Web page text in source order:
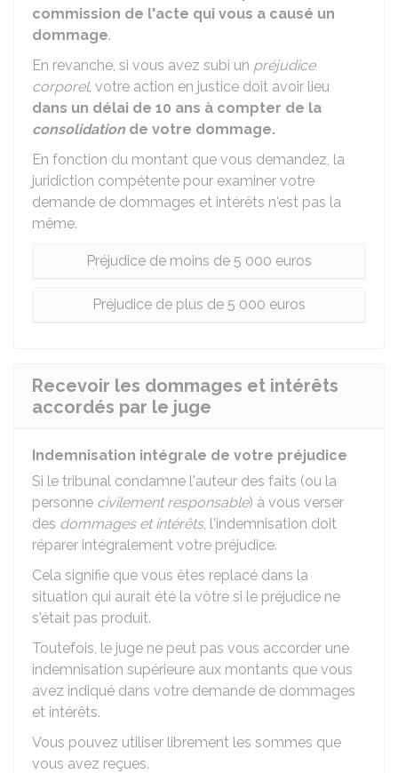
commission de l'acte qui vous a causé un
dommage.
En revanche, si vous avez subi un préjudice
corporel, votre action en justice doit avoir lieu
dans un délai de 10 ans à compter de la
consolidationde votre dommage.
En fonction du montant que vous demandez, la
juridiction compétente pour examiner votre
demande de dommages et intérêts n'est pas la
même.
Préjudice de moins de 5 000 euros
Préjudice de plus de 5 000 euros
Recevoir les dommages et intérêts
accordés par le juge
Indemnisation intégrale de votre préjudice
Si le tribunal condamne l'auteur des faits (ou la
personne civilement responsable) à vous verser
des dommages et intérêts, l'indemnisation doit
réparer intégralement votre préjudice.
Cela signifie que vous êtes replacé dans la
situation qui aurait été la vôtre si le préjudice ne
s'était pas produit.
Toutefois, le juge ne peut pas vous accorder une
indemnisation supérieure aux montants que vous
avez indiqué dans votre demande de dommages
et intérêts.
Vous pouvez utiliser librement les sommes que
vous avez reçues.